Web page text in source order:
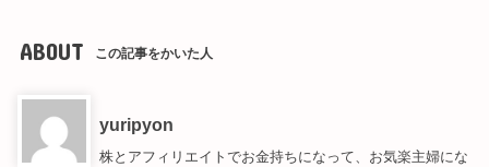
ABOUT この記事をかいた人
yuripyon
株とアフィリエイトでお金持ちになって、お気楽主婦にな